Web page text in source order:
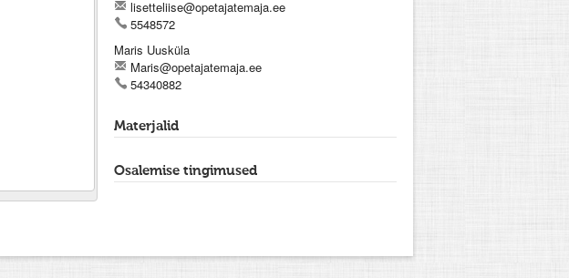
lisetteliise@opetajatemaja.ee
5548572
Maris Uusküla
Maris@opetajatemaja.ee
54340882
Materjalid
Osalemise tingimused